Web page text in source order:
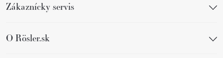
Zákaznícky servis
O Rösler.sk